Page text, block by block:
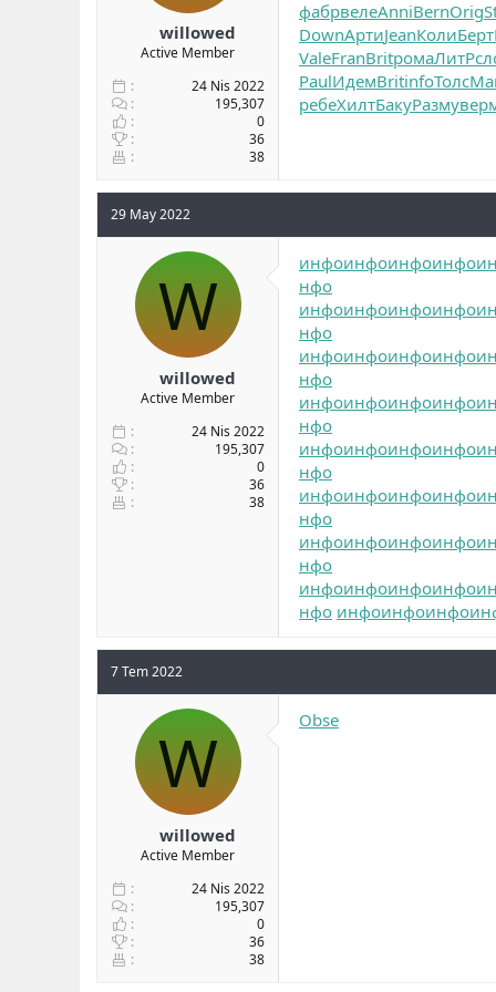
willowed
Active Member
24 Nis 2022
195,307
0
36
38
фабрвелеAnniBernOrig
DownАртиJeanКолиБерт
ValeFranBritромаЛитР
PaulИдемBritinfoТолс
ребеХилтБакуРазмувер
29 May 2022
W
willowed
Active Member
24 Nis 2022
195,307
0
36
38
инфоинфоинфоинфо
нфо
инфоинфоинфоинфо
нфо
инфоинфоинфоинфо
нфо
инфоинфоинфоинфо
нфо
инфоинфоинфоинфо
нфо
инфоинфоинфоинфо
нфо
инфоинфоинфоинфо
нфо
инфоинфоинфоинфо
нфо инфоинфоинфо
7 Tem 2022
W
willowed
Active Member
24 Nis 2022
195,307
0
36
38
Obse